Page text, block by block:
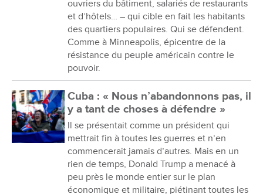
ouvriers du bâtiment, salariés de restaurants
et d’hôtels… – qui cible en fait les habitants
des quartiers populaires. Qui se défendent.
Comme à Minneapolis, épicentre de la
résistance du peuple américain contre le
pouvoir.
Cuba : « Nous n’abandonnons pas, il
y a tant de choses à défendre »
Il se présentait comme un président qui
mettrait fin à toutes les guerres et n’en
commencerait jamais d’autres. Mais en un
rien de temps, Donald Trump a menacé à
peu près le monde entier sur le plan
économique et militaire, piétinant toutes les